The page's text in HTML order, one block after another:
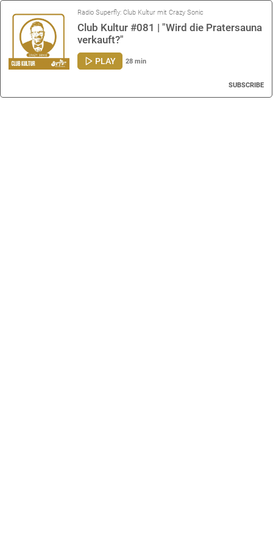
Radio Superfly: Club Kultur mit Crazy Sonic
Club Kultur #081 | "Wird die Pratersauna
verkauft?"
PLAY 28 min
SUBSCRIBE